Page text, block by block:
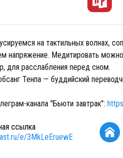
на тактильных волнах,
напряжение. Медитировать
для расслабления перед сном.
Тенпа — буддийский
канала "Бьюти завтрак":
ссылка
e/3MkLeEruewE